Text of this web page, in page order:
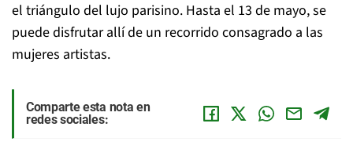
el triángulo del lujo parisino. Hasta el 13 de mayo, se
puede disfrutar allí de un recorrido consagrado a las
mujeres artistas.
Comparte esta nota en
redes sociales: